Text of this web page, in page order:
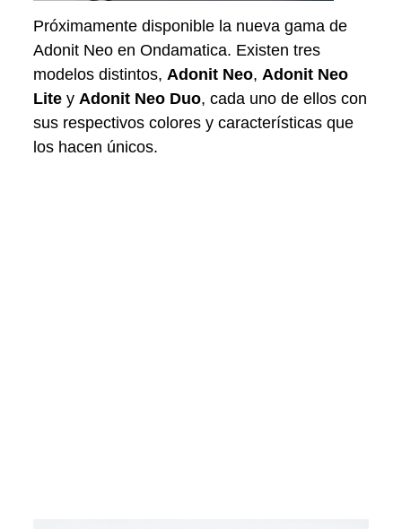
Próximamente disponible la nueva gama de
Adonit Neo en Ondamatica. Existen tres
modelos distintos, Adonit Neo, Adonit Neo
Lite y Adonit Neo Duo, cada uno de ellos con
sus respectivos colores y características que
los hacen únicos.